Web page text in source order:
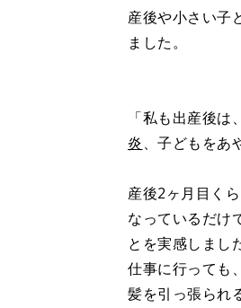
産後や小さい子
ました。
「私も出産後
炎、子どもをあ
産後2ヶ月目く
なっているだけ
とを実感しまし
仕事に行っても
髪を引っ張られ